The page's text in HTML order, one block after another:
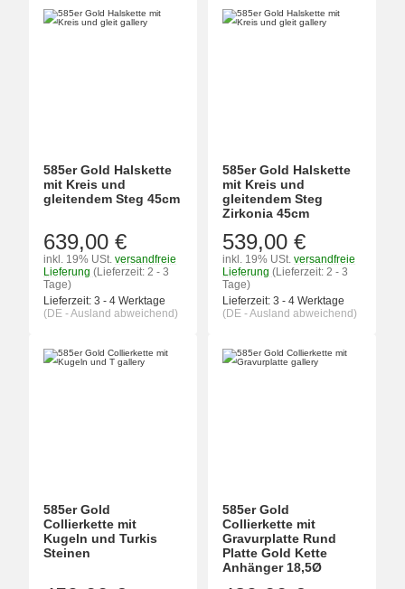
585er Gold Halskette
mit Kreis und
gleitendem Steg 45cm
639,00 €
inkl. 19% USt. versandfreie
Lieferung (Lieferzeit: 2 - 3
Tage)
Lieferzeit: 3 - 4 Werktage
(DE - Ausland abweichend)
585er Gold Halskette
mit Kreis und
gleitendem Steg
Zirkonia 45cm
539,00 €
inkl. 19% USt. versandfreie
Lieferung (Lieferzeit: 2 - 3
Tage)
Lieferzeit: 3 - 4 Werktage
(DE - Ausland abweichend)
585er Gold
Collierkette mit
Kugeln und Turkis
Steinen
585er Gold
Collierkette mit
Gravurplatte Rund
Platte Gold Kette
Anhänger 18,5Ø